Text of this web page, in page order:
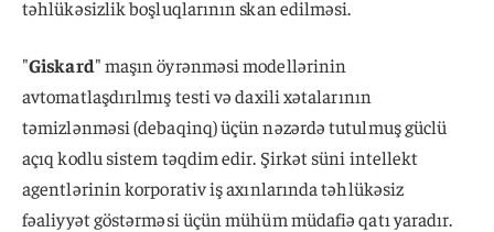
təhlükəsizlik boşluqlarının skan edilməsi.
"Giskard" maşın öyrənməsi modellərinin
avtomatlaşdırılmış testi və daxili xətalarının
təmizlənməsi (debaqinq) üçün nəzərdə tutulmuş güclü
açıq kodlu sistem təqdim edir. Şirkət süni intellekt
agentlərinin korporativ iş axınlarında təhlükəsiz
fəaliyyət göstərməsi üçün mühüm müdafiə qatı yaradır.